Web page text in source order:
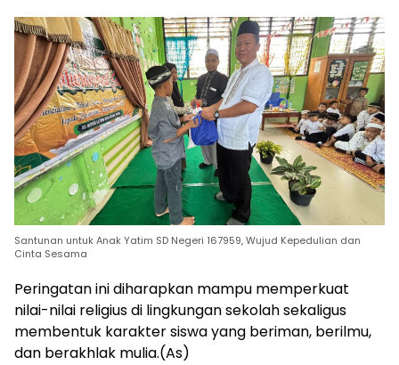
Santunan untuk Anak Yatim SD Negeri 167959, Wujud Kepedulian dan
Cinta Sesama
Peringatan ini diharapkan mampu memperkuat
nilai-nilai religius di lingkungan sekolah sekaligus
membentuk karakter siswa yang beriman, berilmu,
dan berakhlak mulia.(As)